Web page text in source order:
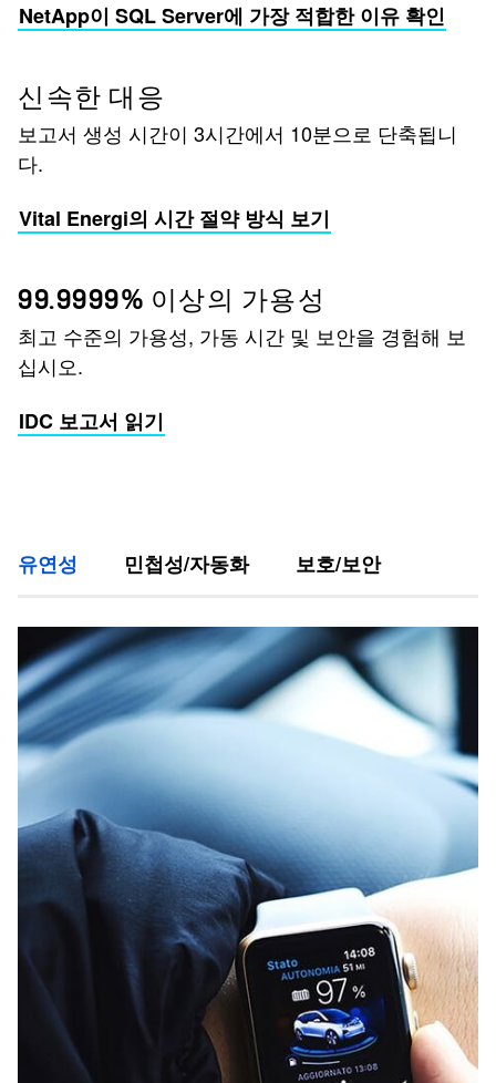
NetApp이 SQL Server에 가장 적합한 이유 확인
신속한 대응
보고서 생성 시간이 3시간에서 10분으로 단축됩니
다.
Vital Energi의 시간 절약 방식 보기
99.9999% 이상의 가용성
최고 수준의 가용성, 가동 시간 및 보안을 경험해 보
십시오.​
IDC 보고서 읽기
유연성 민첩성/자동화 보호/보안